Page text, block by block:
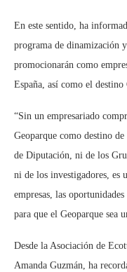
En este sentido, ha
programa de dinamización
promocionarán como
España, así como el destino
“Sin un empresariado
Geoparque como destino
de Diputación, ni de los
ni de los investigadores, es
empresas, las
para que el Geoparque sea
Desde la Asociación de
Amanda Guzmán, ha